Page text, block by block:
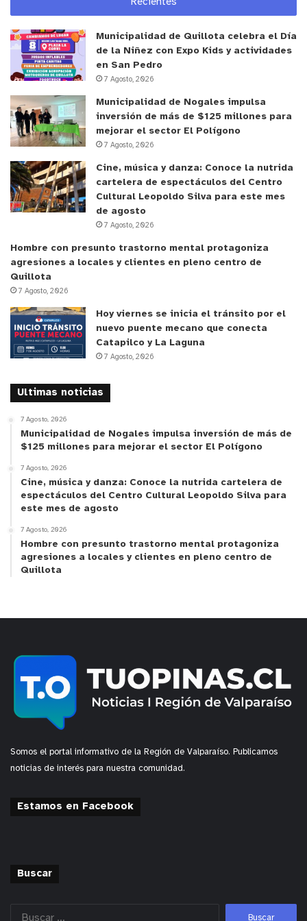
además 4 años de presidio menos en su grado
Mientras que Guzmán Lobos y Villalobos Zamora
arriesgan 10 años de presidio mayor en su grado
mínimo por el robo
con intimidación.
Llamal Karim Chahuán Cernaademás de la pena por
grado mínimo, por dos delitos de robo en lugar no
habitado con infracción a la Ley de Seguridad
Interior del Estado , 5 años de presidio menor en su
grado máximo por dos delitos de tráfico de
influencias, dos años de presidio menor en su
medio, por tráfico ilícito de drogas y estupefacientes
en pequeñas cantidades , 300 días de presidio
a la investigación, además de 5 años y un día de
presidio mayor en su grado mínimo, por tres delitos
de uso malicioso de instrumento público falsificado.
y tú, ¿qué opinas?
Municipalidad de Quillota celebra el Día
de la Niñez con Expo Kids y actividades
en San Pedro
7 Agosto, 2026
Municipalidad de Nogales impulsa
inversión de más de $125 millones para
mejorar el sector El Polígono
7 Agosto, 2026
Cine, música y danza: Conoce la nutrida
cartelera de espectáculos del Centro
Cultural Leopoldo Silva para este mes
de agosto
7 Agosto, 2026
Hombre con presunto trastorno mental protagoniza
agresiones a locales y clientes en pleno centro de
Quillota
7 Agosto, 2026
Hoy viernes se inicia el tránsito por el
nuevo puente mecano que conecta
Catapilco y La Laguna
7 Agosto, 2026
Ultimas noticias
7 Agosto, 2026
Municipalidad de Nogales impulsa inversión de más de
$125 millones para mejorar el sector El Polígono
7 Agosto, 2026
Cine, música y danza: Conoce la nutrida cartelera de
espectáculos del Centro Cultural Leopoldo Silva para
este mes de agosto
7 Agosto, 2026
Hombre con presunto trastorno mental protagoniza
agresiones a locales y clientes en pleno centro de
Quillota
Somos el portal informativo de la Región de Valparaíso. Publicamos
noticias de interés para nuestra comunidad.
Estamos en Facebook
Buscar